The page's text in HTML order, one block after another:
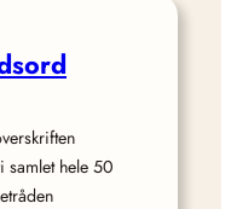
hele 50